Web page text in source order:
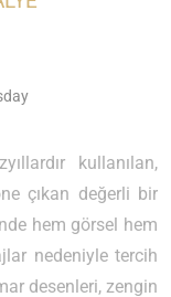
kullanılan,
çıkan değerli bir
hem görsel hem
nedeniyle tercih
desenleri, zengin